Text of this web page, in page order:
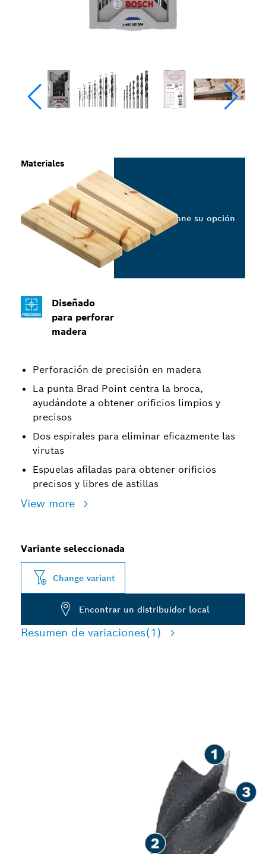
Diseñado
para perforar
madera
Perforación de precisión en madera
La punta Brad Point centra la broca,
ayudándote a obtener orificios limpios y
precisos
Dos espirales para eliminar eficazmente las
virutas
Espuelas afiladas para obtener orificios
precisos y libres de astillas
View more
Materiales
Seleccione su opción
Variante seleccionada
Change variant
Encontrar un distribuidor local
Resumen de variaciones(1)